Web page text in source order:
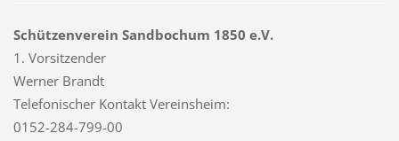
Schützenverein Sandbochum 1850 e.V.
1. Vorsitzender
Werner Brandt
Telefonischer Kontakt Vereinsheim:
0152-284-799-00